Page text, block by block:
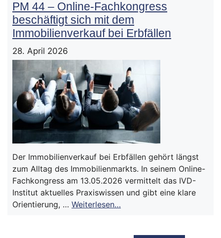
PM 44 – Online-Fachkongress
beschäftigt sich mit dem
Immobilienverkauf bei Erbfällen
28. April 2026
Der Immobilienverkauf bei Erbfällen gehört längst
zum Alltag des Immobilienmarkts. In seinem Online-
Fachkongress am 13.05.2026 vermittelt das IVD-
Institut aktuelles Praxiswissen und gibt eine klare
Orientierung, … Weiterlesen…